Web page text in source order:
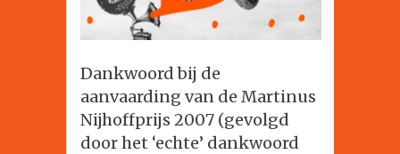
Dankwoord bij de
aanvaarding van de Martinus
Nijhoffprijs 2007 (gevolgd
door het ‘echte’ dankwoord